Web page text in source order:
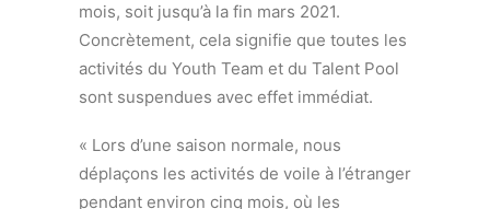
mois, soit jusqu’à la fin mars 2021.
Concrètement, cela signifie que toutes les
activités du Youth Team et du Talent Pool
sont suspendues avec effet immédiat.
« Lors d’une saison normale, nous
déplaçons les activités de voile à l’étranger
pendant environ cinq mois, où les